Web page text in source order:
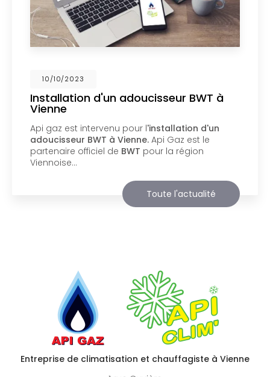
02/10/2023
Nouveau support de communication
web
Api Gaz à Viennevous présente son nouveau
support de communication web réalisé par la
sociétéBIIM COM . Vous souhaitant une
agréable visite, si vous avez besoin…
Toute l'actualité
Entreprise de climatisation et chauffagiste à Vienne